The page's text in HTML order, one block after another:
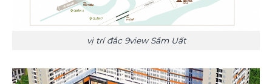
vị trí đắc 9view Sầm Uất